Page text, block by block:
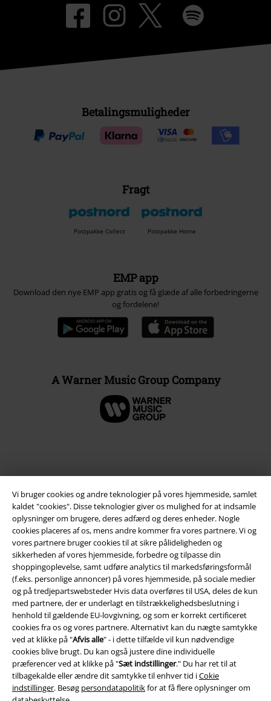
Vi bruger cookies og andre teknologier på vores hjemmeside, samlet
kaldet "cookies". Disse teknologier giver os mulighed for at indsamle
oplysninger om brugere, deres adfærd og deres enheder. Nogle
cookies placeres af os, mens andre kommer fra vores partnere. Vi og
vores partnere bruger cookies til at sikre pålideligheden og
sikkerheden af ​​vores hjemmeside, forbedre og tilpasse din
shoppingoplevelse, samt udføre analytics til markedsføringsformål
(f.eks. personlige annoncer) på vores hjemmeside, på sociale medier
og på tredjepartswebsteder Hvis data overføres til USA, deles de kun
med partnere, der er underlagt en tilstrækkelighedsbeslutning i
henhold til gældende EU-lovgivning, og som er korrekt certificeret
cookies fra os og vores partnere. Alternativt kan du nægte samtykke
ved at klikke på "Afvis alle" - i dette tilfælde vil kun nødvendige
cookies blive brugt. Du kan også justere dine individuelle
præferencer ved at klikke på "Sæt indstillinger." Du har ret til at
tilbagekalde eller ændre dit samtykke til enhver tid iCokie
indstillinger. Besøg persondatapolitikfor at få flere oplysninger om
Betalingsmuligheder
Fragt
Postpakke Collect Postpakke Home
EMP app
Download den nye EMP app gratis og få glæde af alle forbedringerne
og fordelene!
A Warner Music Group Company
Juridisk
Salgs-, medlems- & leveringsbetingelser
Om EMP Danmark
Persondatapolitik
Bortskaffelse af affald og miljøbeskyttelse
Overensstemmelseserklæring